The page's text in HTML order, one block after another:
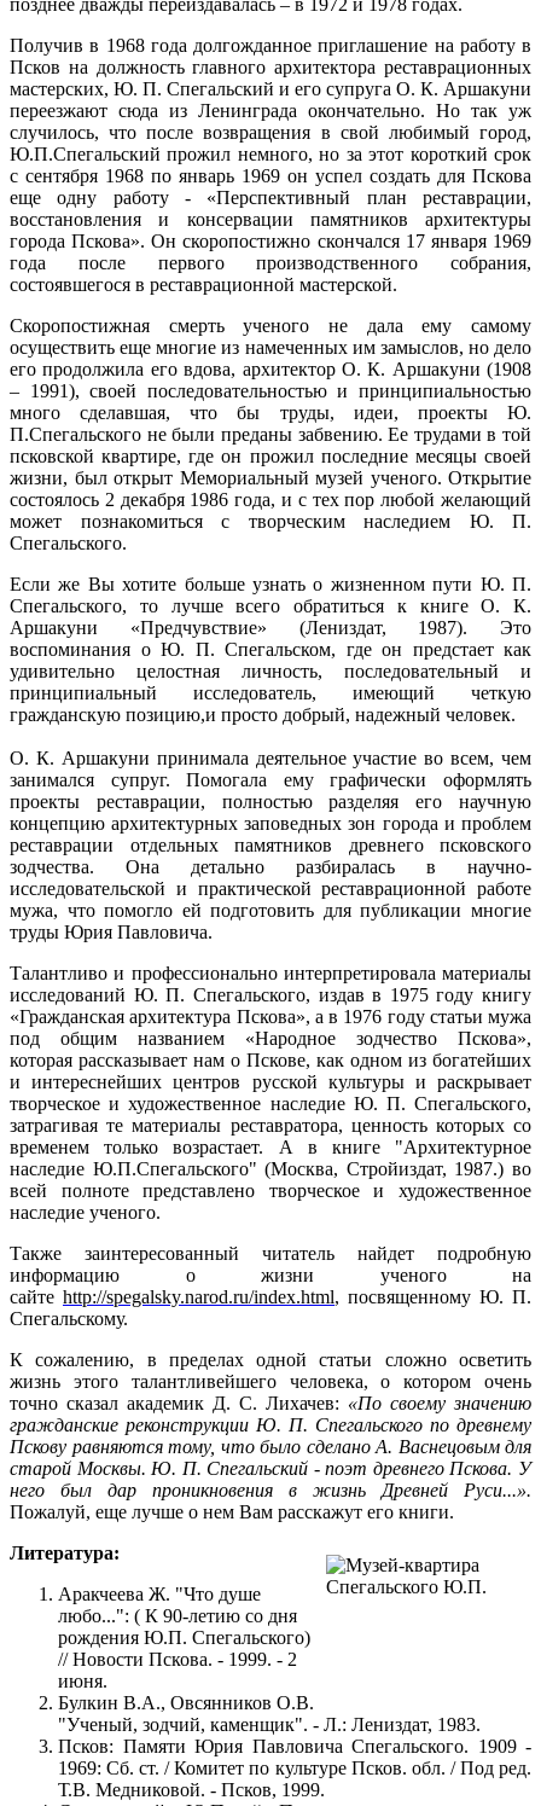
позднее дважды переиздавалась – в 1972 и 1978 годах.
Получив в 1968 года долгожданное приглашение на работу в
Псков на должность главного архитектора реставрационных
мастерских, Ю. П. Спегальский и его супруга О. К. Аршакуни
переезжают сюда из Ленинграда окончательно. Но так уж
случилось, что после возвращения в свой любимый город,
Ю.П.Спегальский прожил немного, но за этот короткий срок
с сентября 1968 по январь 1969 он успел создать для Пскова
еще одну работу - «Перспективный план реставрации,
восстановления и консервации памятников архитектуры
города Пскова». Он скоропостижно скончался 17 января 1969
года после первого производственного собрания,
состоявшегося в реставрационной мастерской.
Скоропостижная смерть ученого не дала ему самому
осуществить еще многие из намеченных им замыслов, но дело
его продолжила его вдова, архитектор О. К. Аршакуни (1908
– 1991), своей последовательностью и принципиальностью
много сделавшая, что бы труды, идеи, проекты Ю.
П.Спегальского не были преданы забвению. Ее трудами в той
псковской квартире, где он прожил последние месяцы своей
жизни, был открыт Мемориальный музей ученого. Открытие
состоялось 2 декабря 1986 года, и с тех пор любой желающий
может познакомиться с творческим наследием Ю. П.
Спегальского.
Если же Вы хотите больше узнать о жизненном пути Ю. П.
Спегальского, то лучше всего обратиться к книге О. К.
Аршакуни «Предчувствие» (Лениздат, 1987). Это
воспоминания о Ю. П. Спегальском, где он предстает как
удивительно целостная личность, последовательный и
принципиальный исследователь, имеющий четкую
гражданскую позицию,и просто добрый, надежный человек.
О. К. Аршакуни принимала деятельное участие во всем, чем
занимался супруг. Помогала ему графически оформлять
проекты реставрации, полностью разделяя его научную
концепцию архитектурных заповедных зон города и проблем
реставрации отдельных памятников древнего псковского
зодчества. Она детально разбиралась в научно-
исследовательской и практической реставрационной работе
мужа, что помогло ей подготовить для публикации многие
труды Юрия Павловича.
Талантливо и профессионально интерпретировала материалы
исследований Ю. П. Спегальского, издав в 1975 году книгу
«Гражданская архитектура Пскова», а в 1976 году статьи мужа
под общим названием «Народное зодчество Пскова»,
которая рассказывает нам о Пскове, как одном из богатейших
и интереснейших центров русской культуры и раскрывает
творческое и художественное наследие Ю. П. Спегальского,
затрагивая те материалы реставратора, ценность которых со
временем только возрастает. А в книге "Архитектурное
наследие Ю.П.Спегальского" (Москва, Стройиздат, 1987.) во
всей полноте представлено творческое и художественное
наследие ученого.
Также заинтересованный читатель найдет подробную
информацию о жизни ученого на
сайте http://spegalsky.narod.ru/index.html, посвященному Ю. П.
Спегальскому.
К сожалению, в пределах одной статьи сложно осветить
жизнь этого талантливейшего человека, о котором очень
точно сказал академик Д. С. Лихачев: «По своему значению
гражданские реконструкции Ю. П. Спегальского по древнему
Пскову равняются тому, что было сделано А. Васнецовым для
старой Москвы. Ю. П. Спегальский - поэт древнего Пскова. У
него был дар проникновения в жизнь Древней Руси...».
Пожалуй, еще лучше о нем Вам расскажут его книги.
Литература:
Аракчеева Ж. "Что душе
любо...": ( К 90-летию со дня
рождения Ю.П. Спегальского)
// Новости Пскова. - 1999. - 2
июня.
Булкин В.А., Овсянников О.В.
"Ученый, зодчий, каменщик". - Л.: Лениздат, 1983.
Псков: Памяти Юрия Павловича Спегальского. 1909 -
1969: Сб. ст. / Комитет по культуре Псков. обл. / Под ред.
Т.В. Медниковой. - Псков, 1999.